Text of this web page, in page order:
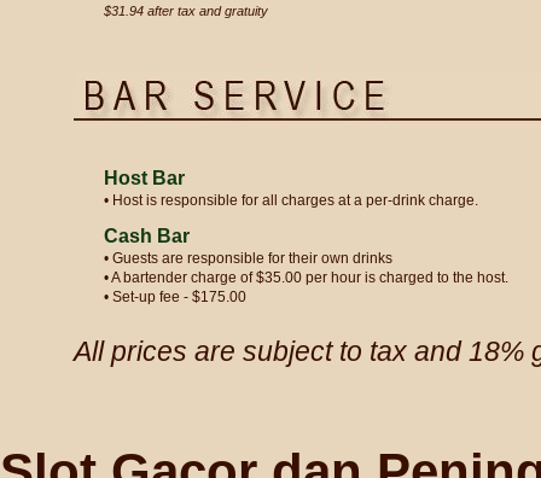
$31.94 after tax and gratuity
Host Bar
• Host is responsible for all charges at a per-drink charge.
Cash Bar
• Guests are responsible for their own drinks
• A bartender charge of $35.00 per hour is charged to the host.
• Set-up fee - $175.00
All prices are subject to tax and 18%